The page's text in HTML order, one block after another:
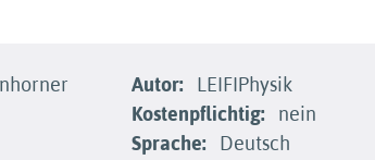
Autor:
LEIFIPhysik
Kostenpflichtig:
nein
Sprache:
Deutsch